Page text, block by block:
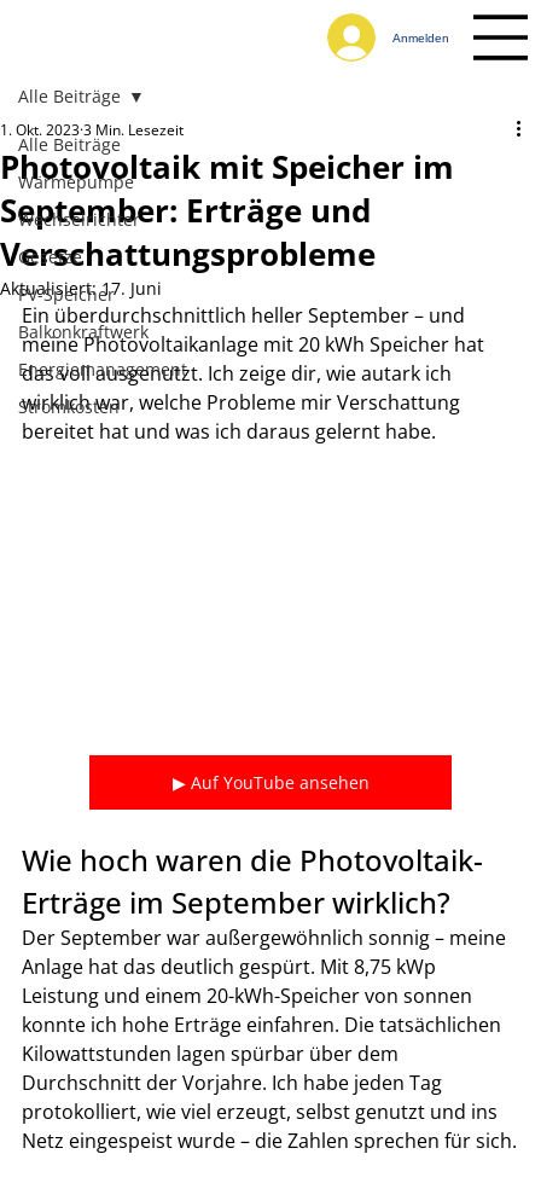
Anmelden
Alle Beiträge
Wärmepumpe
Wechselrichter
Gesetze
PV-Speicher
Balkonkraftwerk
Energiemanagement
Stromkosten
Alle Beiträge
Photovoltaik mit Speicher im
September: Erträge und
Verschattungsprobleme
1. Okt. 20233 Min. Lesezeit
Aktualisiert:17. Juni
Ein überdurchschnittlich heller September – und
meine Photovoltaikanlage mit 20 kWh Speicher hat
das voll ausgenutzt. Ich zeige dir, wie autark ich
wirklich war, welche Probleme mir Verschattung
bereitet hat und was ich daraus gelernt habe.
▶ Auf YouTube ansehen
Wie hoch waren die Photovoltaik-
Erträge im September wirklich?
Der September war außergewöhnlich sonnig – meine
Anlage hat das deutlich gespürt. Mit 8,75 kWp
Leistung und einem 20-kWh-Speicher von sonnen
konnte ich hohe Erträge einfahren. Die tatsächlichen
Kilowattstunden lagen spürbar über dem
Durchschnitt der Vorjahre. Ich habe jeden Tag
protokolliert, wie viel erzeugt, selbst genutzt und ins
Netz eingespeist wurde – die Zahlen sprechen für sich.